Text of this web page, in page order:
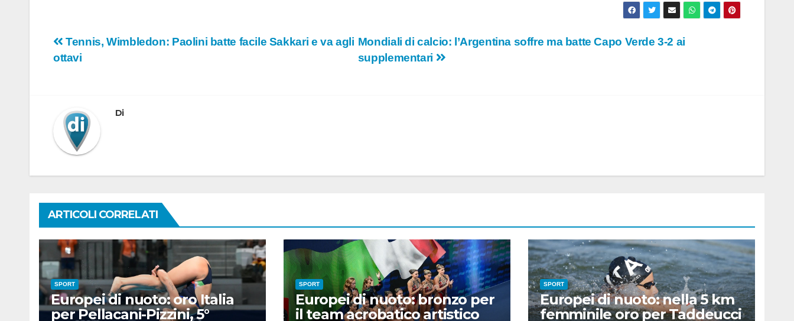
Navigazione
Mondiali di calcio: l’Argentina soffre ma batte Capo Verde 3-2 ai
supplementari
Tennis, Wimbledon: Paolini batte facile Sakkari e va agli
ottavi
Di
ARTICOLI CORRELATI
SPORT
Europei di nuoto: oro Italia
per Pellacani-Pizzini, 5°
SPORT
Europei di nuoto: bronzo per
il team acrobatico artistico
SPORT
Europei di nuoto: nella 5 km
femminile oro per Taddeucci